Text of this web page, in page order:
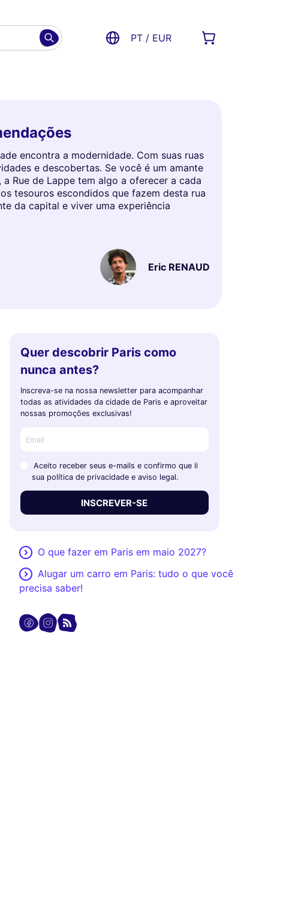
PT / EUR
encontra a modernidade. Com suas ruas
e descobertas. Se você é um amante
Rue de Lappe tem algo a oferecer a cada
tesouros escondidos que fazem desta rua
da capital e viver uma experiência
Eric RENAUD
Quer descobrir Paris como
nunca antes?
Inscreva-se na nossa newsletter para acompanhar
todas as atividades da cidade de Paris e aproveitar
nossas promoções exclusivas!
Aceito receber seus e-mails e confirmo que li
sua política de privacidade e aviso legal.
INSCREVER-SE
O que fazer em Paris em maio 2027?
Alugar um carro em Paris: tudo o que você
precisa saber!